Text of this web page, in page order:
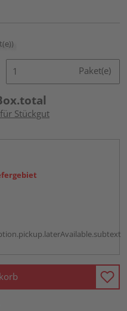
Paket(e)
Stückgut